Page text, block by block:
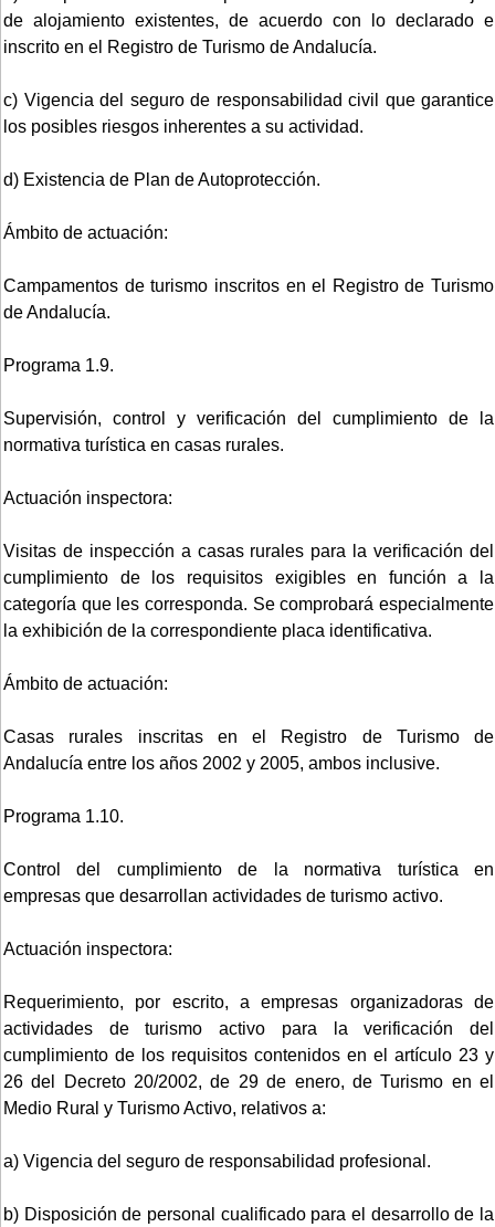
de alojamiento existentes, de acuerdo con lo declarado e
inscrito en el Registro de Turismo de Andalucía.
c) Vigencia del seguro de responsabilidad civil que garantice
los posibles riesgos inherentes a su actividad.
d) Existencia de Plan de Autoprotección.
Ámbito de actuación:
Campamentos de turismo inscritos en el Registro de Turismo
de Andalucía.
Programa 1.9.
Supervisión, control y verificación del cumplimiento de la
normativa turística en casas rurales.
Actuación inspectora:
Visitas de inspección a casas rurales para la verificación del
cumplimiento de los requisitos exigibles en función a la
categoría que les corresponda. Se comprobará especialmente
la exhibición de la correspondiente placa identificativa.
Ámbito de actuación:
Casas rurales inscritas en el Registro de Turismo de
Andalucía entre los años 2002 y 2005, ambos inclusive.
Programa 1.10.
Control del cumplimiento de la normativa turística en
empresas que desarrollan actividades de turismo activo.
Actuación inspectora:
Requerimiento, por escrito, a empresas organizadoras de
actividades de turismo activo para la verificación del
cumplimiento de los requisitos contenidos en el artículo 23 y
26 del Decreto 20/2002, de 29 de enero, de Turismo en el
Medio Rural y Turismo Activo, relativos a:
a) Vigencia del seguro de responsabilidad profesional.
b) Disposición de personal cualificado para el desarrollo de la